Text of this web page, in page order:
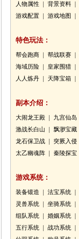
人物属性
背景资料
游戏配置
游戏地图
特色玩法：
帮会跑商 帮战联赛
海域历险
皇家围猎
人人炼丹
天降宝箱
副本介绍：
大闹龙王殿 九宫仙岛
激战长白山
飘渺宝藏
龙石保卫战
突厥入侵
太乙幽魂阵
秦陵探宝
游戏系统：
装备锻造 法宝系统
灵兽系统
坐骑系统
组队系统
婚姻系统
五行系统
战功系统